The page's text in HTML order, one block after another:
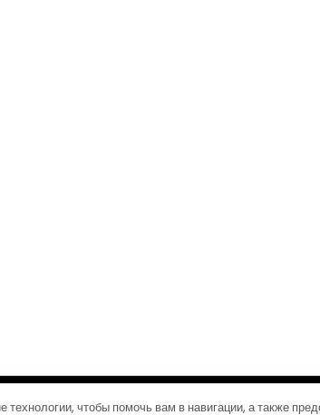
Журналы путешествий| Дизайн:Газетная
чтобы помочь вам в навигации, а также